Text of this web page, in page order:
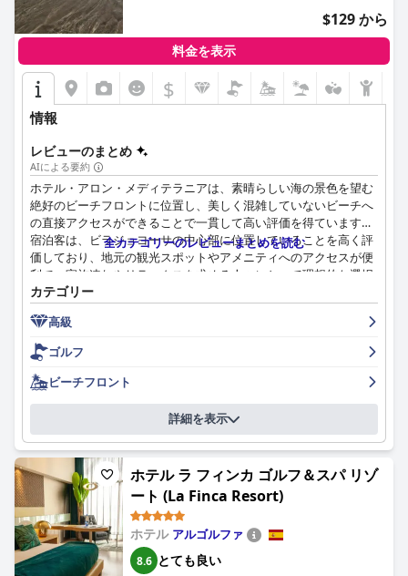
特に、プロフェッショナリズム、温かさ、そして喜んでお手伝い
する姿勢で知られる卓越したスタッフには、高い称賛が寄せられ
ています。フレンドリーなレセプションチーム、細心の注意を払
ったハウスキーピング、そして行き届いたサービススタッフの共
同の努力が、お客様のポジティブな体験に大きく貢献していま
す。
ホテルのスパもまたハイライトであり、リラックスでき、手入れ
の行き届いた環境と様々なウェルネス施設を提供しています。一
部のお客様は、スパの利用料金が高く、明確に伝達されていない
と感じましたが、全体的なフィードバックは非常に肯定的なまま
です。同様に、プール施設も印象的で、大きく美しいプールと子
供向けのエリアが特徴ですが、水温の改善とサンベッドの利用可
能性が満足度を高める可能性があります。
ビーチへの近さは大きな魅力であり、お客様は清潔で安全なビー
チエリアまで短い距離を歩いて楽しんでいます。子供向けの専用
スプラッシュプールや快適な子供向けアニメーションチームな
ど、子供向けのアメニティとアクティビティにより、ホテルの家
は家族にとって好ましい選択肢となっています。
全体として、ESTIMAR Calpe Suitopia
は、最高のロケーション、
素晴らしい朝食と夕食の提供、スタイリッシュな客室、最高の清
潔さ、そして卓越したスタッフによる思い出に残る滞在を提供し
ます。家族向けの快適な施設と、リラックスできるスパとプール
エリアが体験をさらに高め、快適さと贅沢さを求めるカルペの旅
行者にとって非常にお勧めの目的地となっています。
$129 から
料金を表示
$
情報
レビューのまとめ
AIによる要約
ホテル・アロン・メディテラニアは、素晴らしい海の景色を望む
絶好のビーチフロントに位置し、美しく混雑していないビーチへ
の直接アクセスができることで一貫して高い評価を得ています。
宿泊客は、ビラジョヨーサの中心部に位置していることを高く評
価しており、地元の観光スポットやアメニティへのアクセスが便
利で、家族連れやリラックスを求める人々にとって理想的な選択
肢となっています。
ホテルでの朝食は、一般的に好評で、作りたてのオムレツや豊富
な種類のペストリーを含む、種類豊富で多様なビュッフェが用意
されています。しかし、一部の宿泊客は、バラエティの豊富さと
料理の温度の改善が必要であると述べています。夕食のレビュー
は賛否両論です。調理が上手で豊富なビュッフェを高く評価する
人もいれば、選択肢が限られていて繰り返されることが多く、4
つ星の基準を満たしていない場合もあると指摘する人もいます。
ホテル・アロン・メディテラニアの客室は広くて清潔で、バルコ
ニーからは素晴らしい海の景色を眺めることができます。一部の
客室は古く、メンテナンスが必要であると述べられていますが、
快適さと清潔さを考えると、全体的な印象は良好です。ホテル
は、徹底した毎日の清掃とCOVID-19対策の遵守によって支えら
れ、一貫して清潔な客室と共用エリアを備え、非の打ちどころの
ない衛生基準を維持しています。
全カテゴリーのレビューまとめを読む
カテゴリー
高級
ゴルフ
ビーチフロント
詳細を表示
ホテル ラ フィンカ ゴルフ＆スパ リゾ
ート (La Finca Resort)
ホテル アルゴルファ
8.6 とても良い